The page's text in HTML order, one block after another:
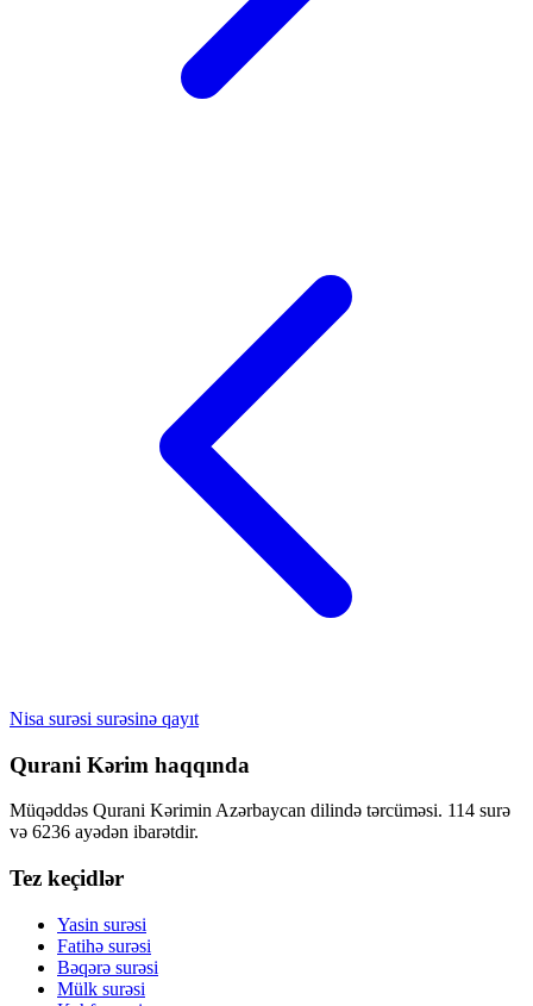
Nisa surəsi surəsinə qayıt
Qurani Kərim haqqında
Müqəddəs Qurani Kərimin Azərbaycan dilində tərcüməsi. 114 surə
və 6236 ayədən ibarətdir.
Tez keçidlər
Yasin surəsi
Fatihə surəsi
Bəqərə surəsi
Mülk surəsi